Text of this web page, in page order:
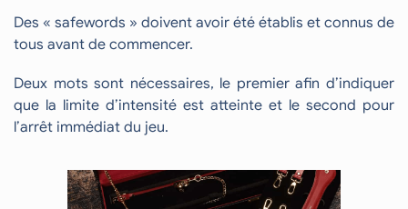
Des « safewords » doivent avoir été établis et connus de
tous avant de commencer.
Deux mots sont nécessaires, le premier afin d’indiquer
que la limite d’intensité est atteinte et le second pour
l’arrêt immédiat du jeu.